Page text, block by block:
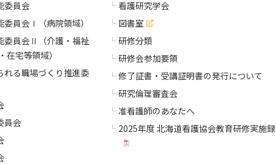
委員会
委員会Ⅰ（病院領域）
委員会Ⅱ（介護・福祉
在宅等領域）
れる職場づくり推進委
員会
看護研究学会
図書室
研修分類
研修会参加要領
修了証書・受講証明書の発行について
研究倫理審査会
准看護師のあなたへ
2025年度 北海道看護協会教育研修実施録